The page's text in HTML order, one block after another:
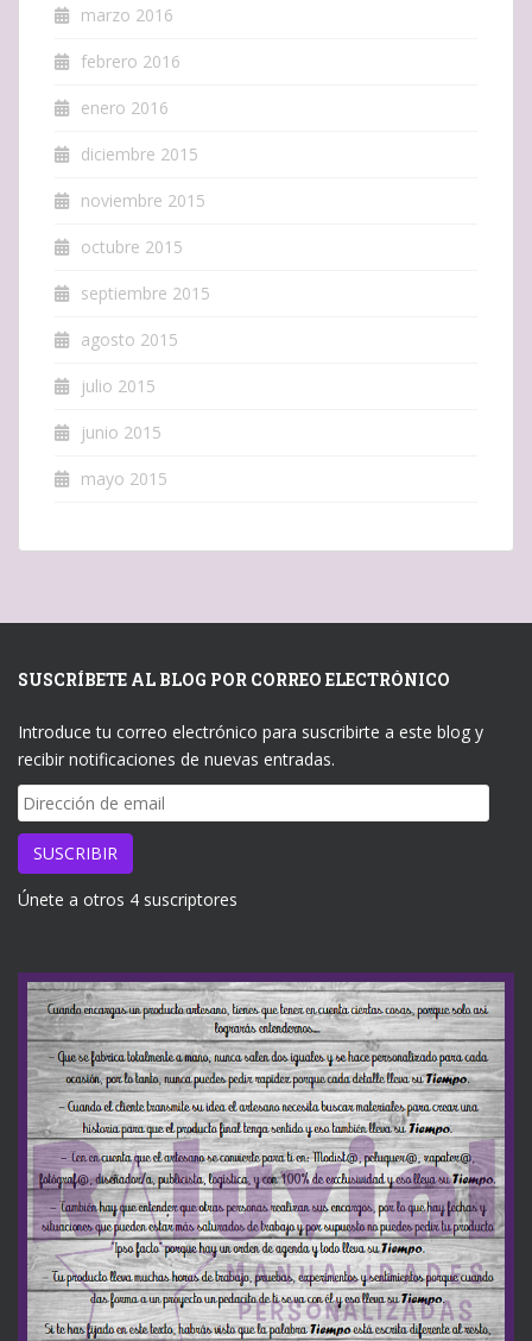
marzo 2016
febrero 2016
enero 2016
diciembre 2015
noviembre 2015
octubre 2015
septiembre 2015
agosto 2015
julio 2015
junio 2015
mayo 2015
SUSCRÍBETE AL BLOG POR CORREO ELECTRÓNICO
Introduce tu correo electrónico para suscribirte a este blog y
recibir notificaciones de nuevas entradas.
Dirección
de
email
SUSCRIBIR
Únete a otros 4 suscriptores